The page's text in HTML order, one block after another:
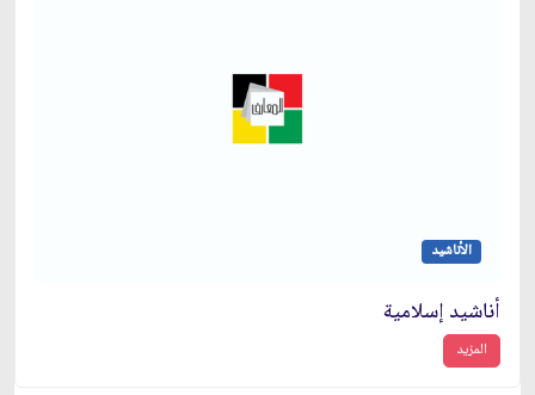
الأناشيد
أناشيد إسلامية
المزيد